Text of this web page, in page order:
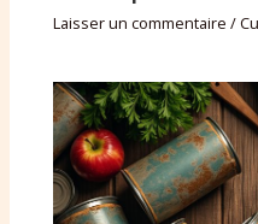
Laisser un commentaire /